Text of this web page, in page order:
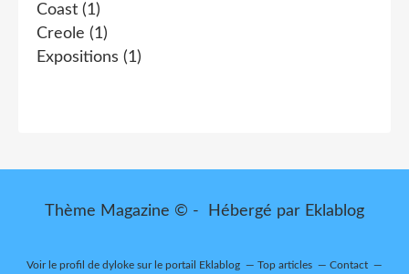
Coast (1)
Creole (1)
Expositions (1)
Thème Magazine © - Hébergé par Eklablog
Voir le profil de dyloke sur le portail Eklablog Top articles Contact